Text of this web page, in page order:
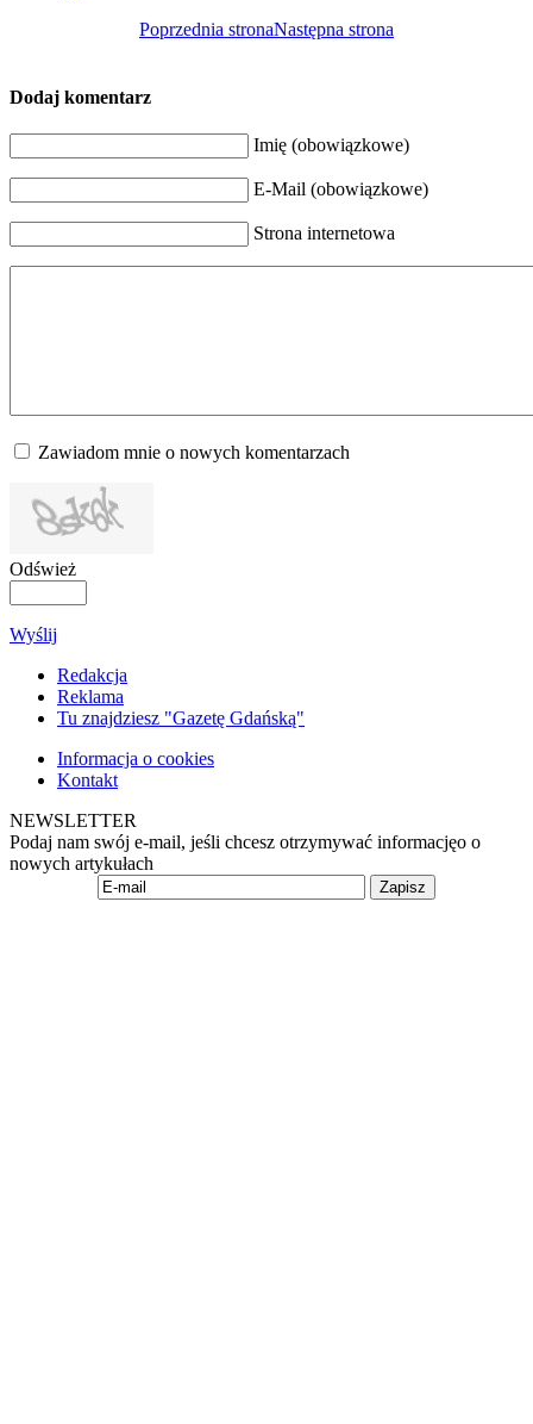
Poprzednia stronaNastępna strona
Dodaj komentarz
Imię (obowiązkowe)
E-Mail (obowiązkowe)
Strona internetowa
Zawiadom mnie o nowych komentarzach
Odśwież
Wyślij
Redakcja
Reklama
Tu znajdziesz "Gazetę Gdańską"
Informacja o cookies
Kontakt
NEWSLETTER
Podaj nam swój e-mail, jeśli chcesz otrzymywać informacjęo o
nowych artykułach
Zapisz